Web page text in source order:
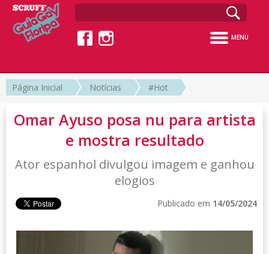
MENU
Página Inicial Notícias #Hot
Omar Ayuso posa nu para artista
e mostra resultado
Ator espanhol divulgou imagem e ganhou
elogios
Publicado em 14/05/2024